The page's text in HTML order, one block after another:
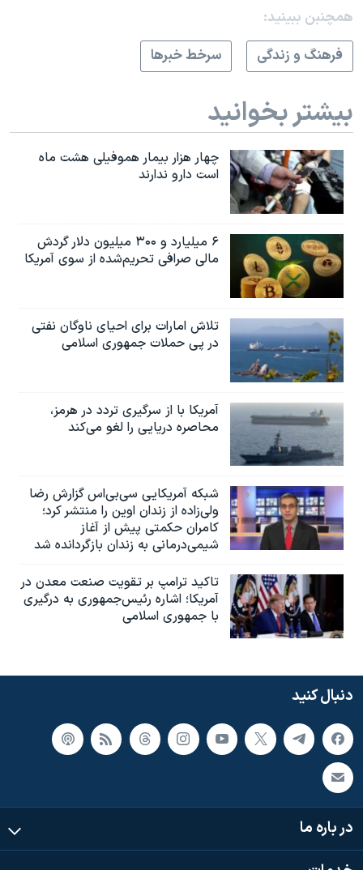
همچنبن ببینید:
فرهنگ و زندگی
سرخط خبرها
بیشتر بخوانید
چهار هزار بیمار هموفیلی هشت ماه
است دارو ندارند
۶ میلیارد و ۳۰۰ میلیون دلار گردش
مالی صرافی تحریم‌شده از سوی آمریکا
تلاش امارات برای احیای ناوگان نفتی
در پی حملات جمهوری اسلامی
آمریکا با از سرگیری تردد در هرمز،
محاصره دریایی را لغو می‌کند
شبکه آمریکایی سی‌بی‌‌اس گزارش رضا
ولی‌زاده از زندان اوین را منتشر کرد؛
کامران حکمتی پیش از آغاز
شیمی‌درمانی به زندان بازگردانده شد
تاکید ترامپ بر تقویت صنعت معدن در
آمریکا؛ اشاره رئیس‌جمهوری به درگیری
با جمهوری اسلامی
دنبال کنید
در باره ما